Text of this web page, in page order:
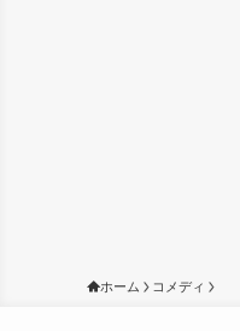
ホーム コメディ